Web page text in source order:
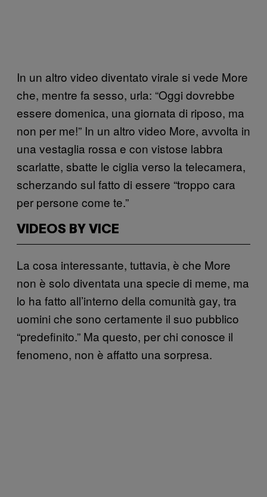
In un altro video diventato virale si vede More
che, mentre fa sesso, urla: “Oggi dovrebbe
essere domenica, una giornata di riposo, ma
non per me!” In un altro video More, avvolta in
una vestaglia rossa e con vistose labbra
scarlatte, sbatte le ciglia verso la telecamera,
scherzando sul fatto di essere “troppo cara
per persone come te.”
VIDEOS BY VICE
La cosa interessante, tuttavia, è che More
non è solo diventata una specie di meme, ma
lo ha fatto all’interno della comunità gay, tra
uomini che sono certamente il suo pubblico
“predefinito.” Ma questo, per chi conosce il
fenomeno, non è affatto una sorpresa.